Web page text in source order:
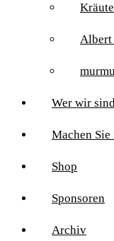
Albert
Wer wir
Machen Sie
Shop
Sponsoren
Archiv